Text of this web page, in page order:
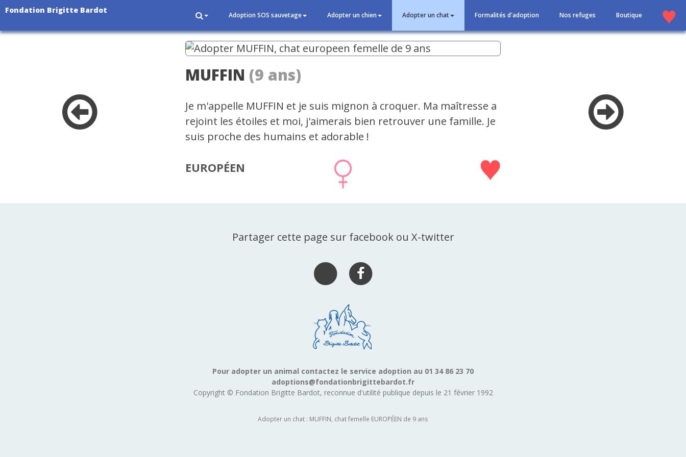
Fondation Brigitte Bardot
Adoption SOS sauvetage Adopter un chien Adopter un chat Formalités d'adoption Nos refuges Boutique
MUFFIN (9 ans)
Je m'appelle MUFFIN et je suis mignon à croquer. Ma maîtresse a
rejoint les étoiles et moi, j'aimerais bien retrouver une famille. Je
suis proche des humains et adorable !
EUROPÉEN
Partager cette page sur facebook ou X-twitter
Pour adopter un animal contactez le service adoption au 01 34 86 23 70
adoptions@fondationbrigittebardot.fr
Copyright © Fondation Brigitte Bardot, reconnue d'utilité publique depuis le 21 février 1992
Adopter un chat : MUFFIN, chat femelle EUROPÉEN de 9 ans